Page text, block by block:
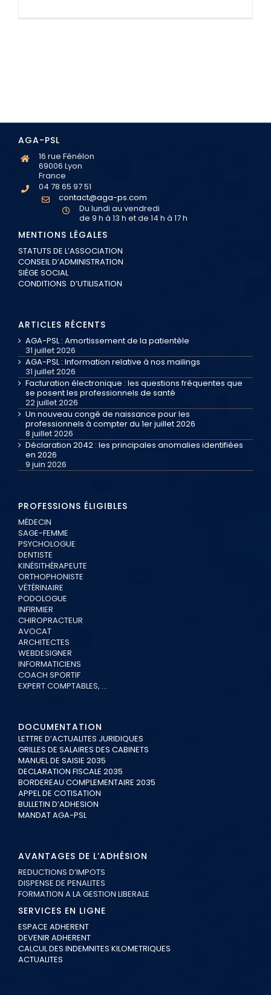
AGA-PSL
16 rue Fénélon
69006 Lyon
France
04 78 65 97 51
contact@aga-ps.com
Du lundi au vendredi
de 9 h à 13 h et de 14 h à 17 h
MENTIONS LÉGALES
STATUTS DE L’ASSOCIATION
CONSEIL D’ADMINISTRATION
SIÈGE SOCIAL
CONDITIONS D’UTILISATION
ARTICLES RÉCENTS
AGA-PSL : Amortissement de la patientèle
31 juillet 2026
AGA-PSL : Information relative à nos mailings
31 juillet 2026
Facturation électronique : les questions fréquentes que
se posent les professionnels de santé
22 juillet 2026
Un nouveau congé de naissance pour les
professionnels à compter du 1er juillet 2026
8 juillet 2026
Déclaration 2042 : les principales anomalies identifiées
en 2026
9 juin 2026
PROFESSIONS ÉLIGIBLES
MÉDECIN
SAGE-FEMME
PSYCHOLOGUE
DENTISTE
KINÉSITHÉRAPEUTE
ORTHOPHONISTE
VÉTÉRINAIRE
PODOLOGUE
INFIRMIER
CHIROPRACTEUR
AVOCAT
ARCHITECTES
WEBDESIGNER
INFORMATICIENS
COACH SPORTIF
EXPERT COMPTABLES, …
DOCUMENTATION
LETTRE D’ACTUALITES JURIDIQUES
GRILLES DE SALAIRES DES CABINETS
MANUEL DE SAISIE 2035
DECLARATION FISCALE 2035
BORDEREAU COMPLEMENTAIRE 2035
APPEL DE COTISATION
BULLETIN D’ADHESION
MANDAT AGA-PSL
AVANTAGES DE L’ADHÉSION
REDUCTIONS D’IMPOTS
DISPENSE DE PENALITES
FORMATION A LA GESTION LIBERALE
SERVICES EN LIGNE
ESPACE ADHERENT
DEVENIR ADHERENT
CALCUL DES INDEMNITES KILOMETRIQUES
ACTUALITES